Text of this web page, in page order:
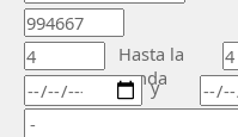
Hasta la
ronda
y